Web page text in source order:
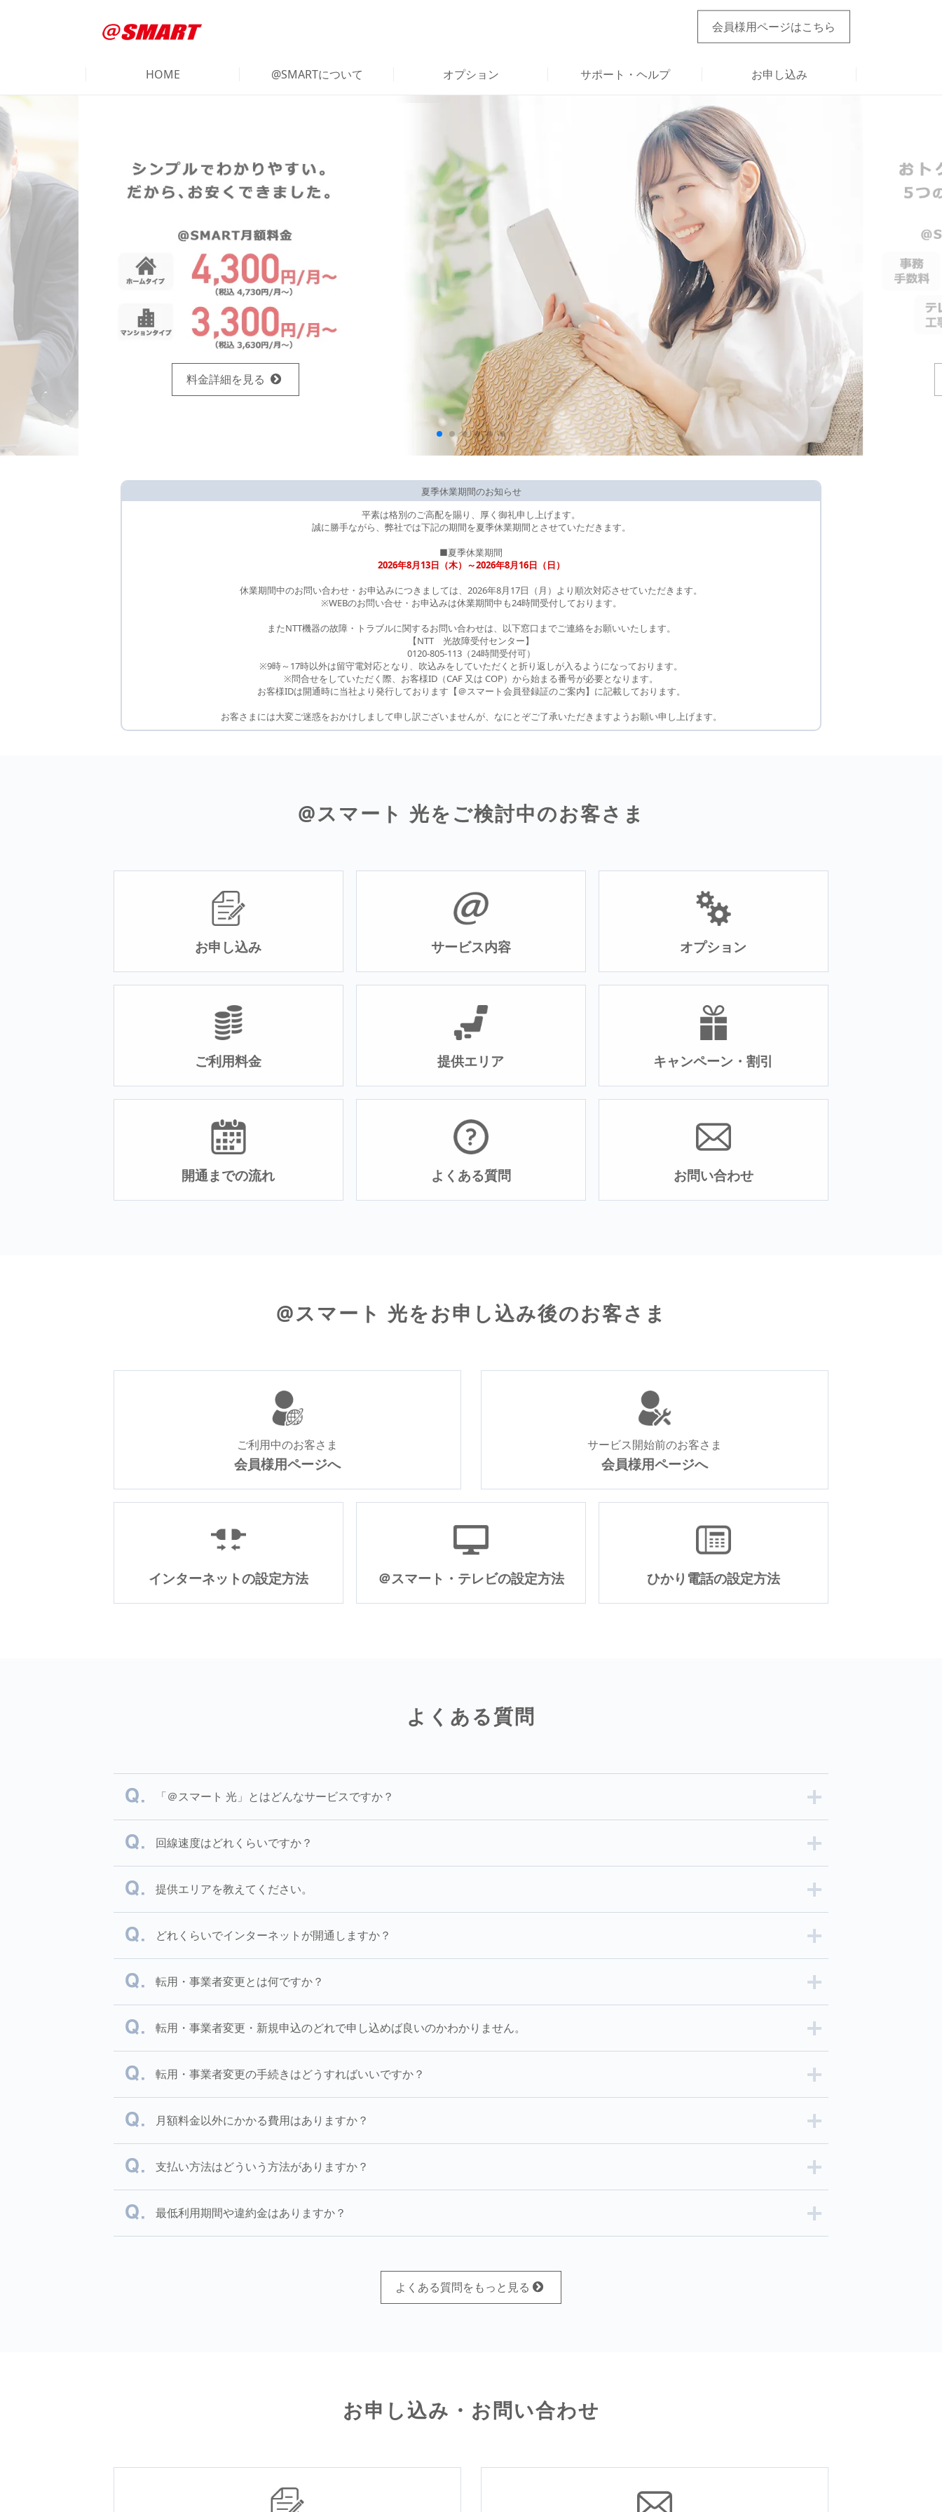
会員様用ページはこちら
HOME @SMARTについて オプション サポート・ヘルプ お申し込み
料金詳細を見る
夏季休業期間のお知らせ
平素は格別のご高配を賜り、厚く御礼申し上げます。
誠に勝手ながら、弊社では下記の期間を夏季休業期間とさせていただきます。
■夏季休業期間
2026年8月13日（木）～2026年8月16日（日）
休業期間中のお問い合わせ・お申込みにつきましては、2026年8月17日（月）より順次対応させていただきます。
※WEBのお問い合せ・お申込みは休業期間中も24時間受付しております。
またNTT機器の故障・トラブルに関するお問い合わせは、以下窓口までご連絡をお願いいたします。
【NTT 光故障受付センター】
0120-805-113（24時間受付可）
※9時～17時以外は留守電対応となり、吹込みをしていただくと折り返しが入るようになっております。
※問合せをしていただく際、お客様ID（CAF 又は COP）から始まる番号が必要となります。
お客様IDは開通時に当社より発行しております【＠スマート会員登録証のご案内】に記載しております。
お客さまには大変ご迷惑をおかけしまして申し訳ございませんが、なにとぞご了承いただきますようお願い申し上げます。
@スマート 光をご検討中のお客さま
お申し込み サービス内容 オプション
ご利用料金 提供エリア キャンペーン・割引
開通までの流れ よくある質問 お問い合わせ
@スマート 光をお申し込み後のお客さま
ご利用中のお客さま
会員様用ページへ
サービス開始前のお客さま
会員様用ページへ
インターネットの設定方法 ＠スマート・テレビの設定方法 ひかり電話の設定方法
よくある質問
「＠スマート 光」とはどんなサービスですか？
回線速度はどれくらいですか？
提供エリアを教えてください。
どれくらいでインターネットが開通しますか？
転用・事業者変更とは何ですか？
転用・事業者変更・新規申込のどれで申し込めば良いのかわかりません。
転用・事業者変更の手続きはどうすればいいですか？
月額料金以外にかかる費用はありますか？
支払い方法はどういう方法がありますか？
最低利用期間や違約金はありますか？
よくある質問をもっと見る
お申し込み・お問い合わせ